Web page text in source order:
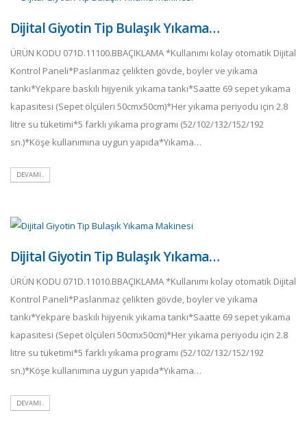
Dijital Giyotin Tip Bulaşık Yıkama…
ÜRÜN KODU 071D.11100.BBAÇIKLAMA *Kullanımı kolay otomatik Dijital
Kontrol Paneli*Paslanmaz çelikten gövde, boyler ve yıkama
tankı*Yekpare baskılı hijyenik yıkama tankı*Saatte 69 sepet yıkama
kapasitesi (Sepet ölçüleri 50cmx50cm)*Her yıkama periyodu için 2.8
litre su tüketimi*5 farklı yıkama programı (52/102/132/152/192
sn.)*Köşe kullanımına uygun yapıda*Yıkama…
DEVAMI..
Dijital Giyotin Tip Bulaşık Yıkama…
ÜRÜN KODU 071D.11010.BBAÇIKLAMA *Kullanımı kolay otomatik Dijital
Kontrol Paneli*Paslanmaz çelikten gövde, boyler ve yıkama
tankı*Yekpare baskılı hijyenik yıkama tankı*Saatte 69 sepet yıkama
kapasitesi (Sepet ölçüleri 50cmx50cm)*Her yıkama periyodu için 2.8
litre su tüketimi*5 farklı yıkama programı (52/102/132/152/192
sn.)*Köşe kullanımına uygun yapıda*Yıkama…
DEVAMI..